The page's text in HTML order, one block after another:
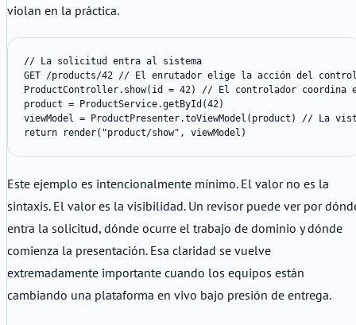
violan en la práctica.
// La solicitud entra al sistema
GET /products/42 // El enrutador elige la acción del
ProductController.show(id = 42) // El controlador coordina
product = ProductService.getById(42)
viewModel = ProductPresenter.toViewModel(product) // La
return render("product/show", viewModel)
Este ejemplo es intencionalmente mínimo. El valor no es la
sintaxis. El valor es la visibilidad. Un revisor puede ver por
entra la solicitud, dónde ocurre el trabajo de dominio y dónde
comienza la presentación. Esa claridad se vuelve
extremadamente importante cuando los equipos están
cambiando una plataforma en vivo bajo presión de entrega.